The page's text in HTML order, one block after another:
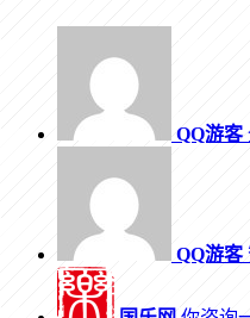
QQ游客
QQ游客